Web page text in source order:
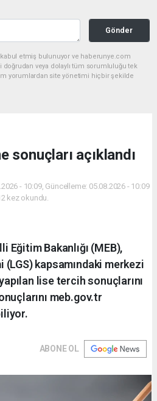
Gönder
kabul etmiş bulunuyor ve haberunye.com
doğrudan veya dolaylı tüm sorumluluğu tek
yorumlardan site yönetimi hiçbir şekilde
sonuçları açıklandı
- 10:09, Güncelleme: 05.08.2026 - 10:09
kez okundu.
Eğitim Bakanlığı (MEB),
kapsamındaki merkezi
lise tercih sonuçlarını
meb.gov.tr
ABONE OL